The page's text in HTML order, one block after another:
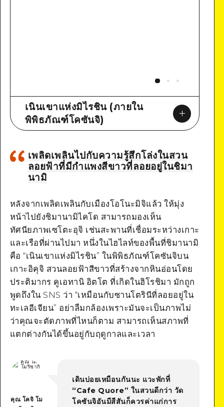
เนินเขาแห่งมิไรชิน (ภายใน
พิพิธภัณฑ์โคซันจิ)
เพลิดเพลินไปกับความรู้สึกโล่งในสวน
ลอยฟ้าที่มีกำแพงสีขาวที่ลอยอยู่ในชิมา
นามิ
หลังจากเพลิดเพลินกับเมืองโอโนะมิจิแล้ว ให้มุ่ง
หน้าไปยังชิมานามิไคโด สามารถมองเห็น
ทัศนียภาพเซโตะอุจิ เช่นสะพานที่เชื่อมระหว่างเกาะ
และเรือที่ผ่านไปมา หนึ่งในไฮไลท์ของพื้นที่ชิมานามิ
คือ “เนินเขาแห่งมิไรชิน” ในพิพิธภัณฑ์โคซันจิบน
เกาะอิคุจิ สวนลอยฟ้าสีขาวที่สร้างจากหินอ่อนโดย
ประติมากร คูเอทานิ อิตโต ที่เกิดในฮิโรชิมา มักถูก
พูดถึงใน SNS ว่า “เหมือนกับซานโตรินีที่ลอยอยู่ใน
ทะเลอีเจียน” อย่าลืมกล้องเพราะมันจะเป็นภาพไม่
ว่าคุณจะตัดภาพที่ไหนก็ตาม สามารถเห็นสภาพที่
แตกต่างกันได้ขึ้นอยู่กับฤดูกาลและเวลา
คุณ โคจิ โม
เดินบ่อยเหมือนกันนะ แวะพักที่
“Cafe Quore” ในสวนดีกว่า วัด
โคซันจิอันมีสีสันก็ควรค่าแก่การ